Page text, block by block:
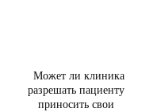
Может ли клиника
разрешать пациенту
приносить свои